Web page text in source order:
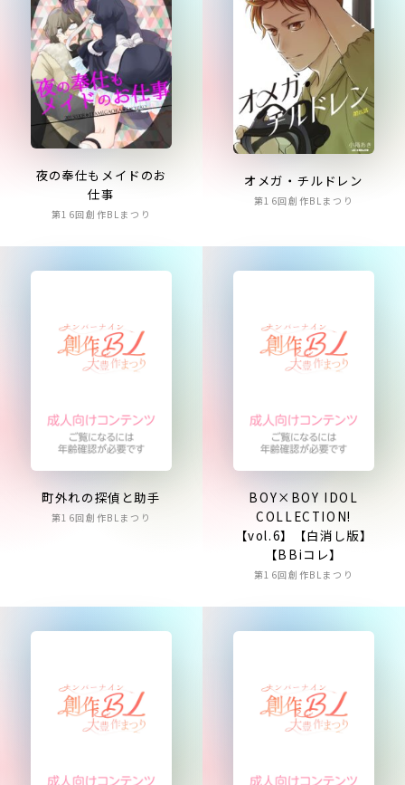
夜の奉仕もメイドのお
仕事
第16回創作BLまつり
オメガ・チルドレン
第16回創作BLまつり
町外れの探偵と助手
第16回創作BLまつり
BOY×BOY IDOL
COLLECTION!
【vol.6】【白消し版】
【BBiコレ】
第16回創作BLまつり